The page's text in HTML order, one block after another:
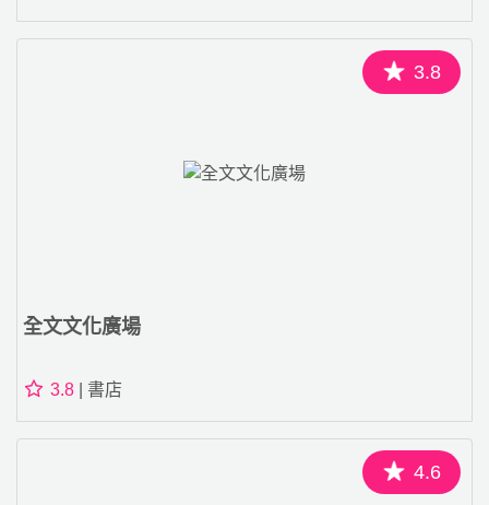
3.8
全文文化廣場
3.8 | 書店
4.6